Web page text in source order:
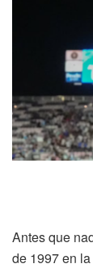
Antes que
de 1997 en